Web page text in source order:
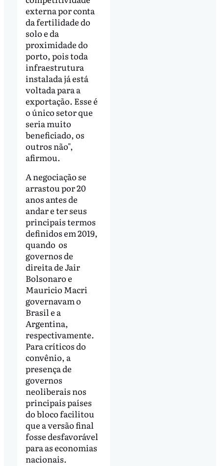
externa por conta
da fertilidade do
solo e da
proximidade do
porto, pois toda
infraestrutura
instalada já está
voltada para a
exportação. Esse é
o único setor que
seria muito
beneficiado, os
outros não",
afirmou.
A negociação se
arrastou por 20
anos antes de
andar e ter seus
principais termos
definidos em 2019,
quando os
governos de
direita de Jair
Bolsonaro e
Mauricio Macri
governavam o
Brasil e a
Argentina,
respectivamente.
Para críticos do
convênio, a
presença de
governos
neoliberais nos
principais países
do bloco facilitou
que a versão final
fosse desfavorável
para as economias
nacionais.